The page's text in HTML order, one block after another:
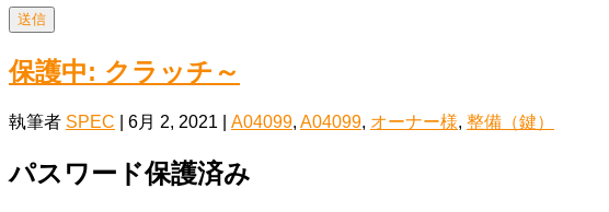
送信
保護中: クラッチ～
執筆者 SPEC 6月 2, 2021 A04099, A04099, オーナー様, 整備（鍵）
パスワード保護済み